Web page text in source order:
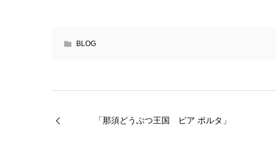
BLOG
「那須どうぶつ王国 ピア ポルタ」